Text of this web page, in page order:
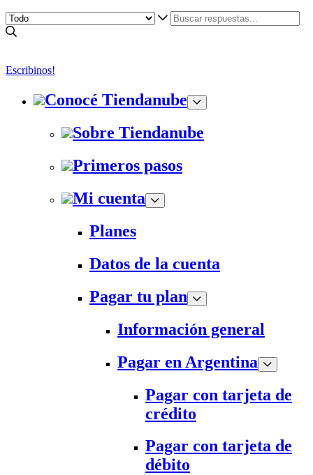
Escribinos!
Conocé Tiendanube
Sobre Tiendanube
Primeros pasos
Mi cuenta
Planes
Datos de la cuenta
Pagar tu plan
Información general
Pagar en Argentina
Pagar con tarjeta de
crédito
Pagar con tarjeta de
débito